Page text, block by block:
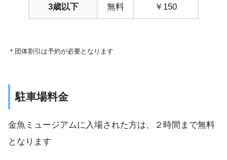
3歳以下 無料 ￥150
＊団体割引は予約が必要となります
駐車場料金
金魚ミュージアムに入場された方は、２時間まで無料
となります